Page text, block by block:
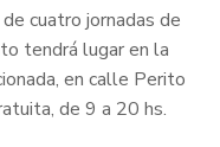
cuatro jornadas de
tendrá lugar en la
en calle Perito
de 9 a 20 hs.